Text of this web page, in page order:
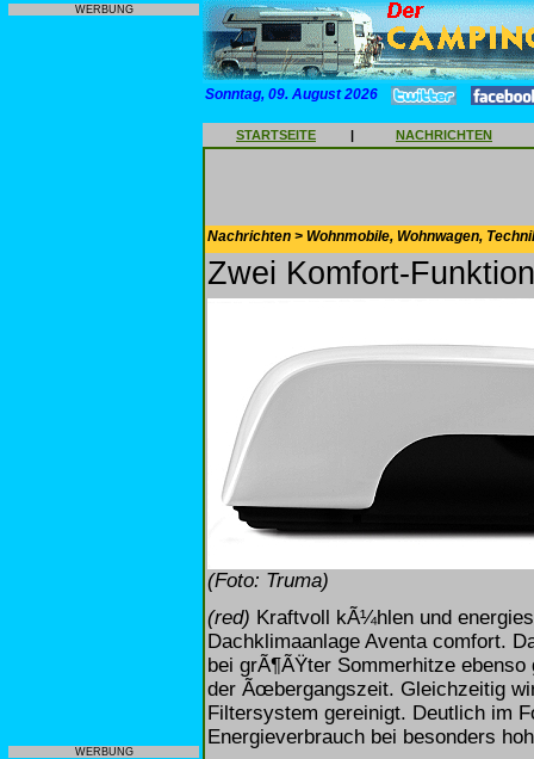
WERBUNG
WERBUNG
Sonntag, 09. August 2026
STARTSEITE | NACHRICHTEN
Nachrichten > Wohnmobile, Wohnwagen,
Zwei Komfort-
(Foto: Truma)
(red) Kraftvoll kÃ¼hlen und
Dachklimaanlage Aventa comfort.
bei grÃ¶ÃŸter Sommerhitze
der Ãœbergangszeit. Gleichzeitig
Filtersystem gereinigt. Deutlich im
Energieverbrauch bei besonders